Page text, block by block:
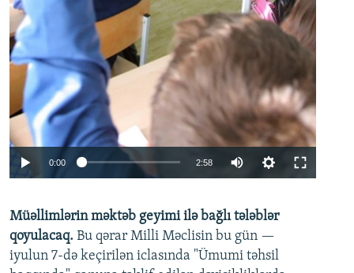
0:00 2:58
360p
480p
720p
Müəllimlərin məktəb geyimi ilə bağlı tələblər
qoyulacaq. Bu qərar Milli Məclisin bu gün —
iyulun 7-də keçirilən iclasında "Ümumi təhsil